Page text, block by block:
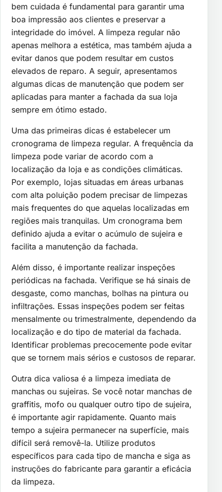
bem cuidada é fundamental para garantir uma
boa impressão aos clientes e preservar a
integridade do imóvel. A limpeza regular não
apenas melhora a estética, mas também ajuda a
evitar danos que podem resultar em custos
elevados de reparo. A seguir, apresentamos
algumas dicas de manutenção que podem ser
aplicadas para manter a fachada da sua loja
sempre em ótimo estado.
Uma das primeiras dicas é estabelecer um
cronograma de limpeza regular. A frequência da
limpeza pode variar de acordo com a
localização da loja e as condições climáticas.
Por exemplo, lojas situadas em áreas urbanas
com alta poluição podem precisar de limpezas
mais frequentes do que aquelas localizadas em
regiões mais tranquilas. Um cronograma bem
definido ajuda a evitar o acúmulo de sujeira e
facilita a manutenção da fachada.
Além disso, é importante realizar inspeções
periódicas na fachada. Verifique se há sinais de
desgaste, como manchas, bolhas na pintura ou
infiltrações. Essas inspeções podem ser feitas
mensalmente ou trimestralmente, dependendo da
localização e do tipo de material da fachada.
Identificar problemas precocemente pode evitar
que se tornem mais sérios e custosos de reparar.
Outra dica valiosa é a limpeza imediata de
manchas ou sujeiras. Se você notar manchas de
graffitis, mofo ou qualquer outro tipo de sujeira,
é importante agir rapidamente. Quanto mais
tempo a sujeira permanecer na superfície, mais
difícil será removê-la. Utilize produtos
específicos para cada tipo de mancha e siga as
instruções do fabricante para garantir a eficácia
da limpeza.